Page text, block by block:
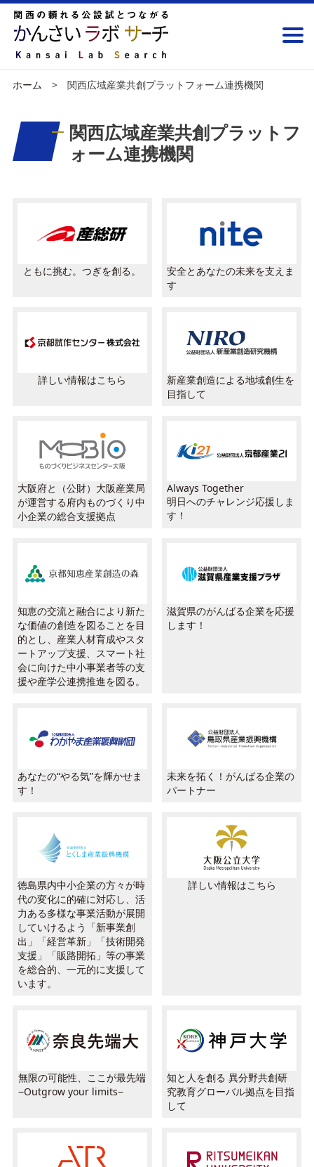
ホーム 関西広域産業共創プラットフォーム連携機関
関西広域産業共創プラットフ
ォーム連携機関
ともに挑む。つぎを創る。
安全とあなたの未来を支えま
す
詳しい情報はこちら
新産業創造による地域創生を
目指して
大阪府と（公財）大阪産業局
が運営する府内ものづくり中
小企業の総合支援拠点
Always Together
明日へのチャレンジ応援しま
す！
知恵の交流と融合により新た
な価値の創造を図ることを目
的とし、産業人材育成やスタ
ートアップ支援、スマート社
会に向けた中小事業者等の支
援や産学公連携推進を図る。
滋賀県のがんばる企業を応援
します！
あなたの“やる気”を輝かせま
す！
未来を拓く！がんばる企業の
パートナー
徳島県内中小企業の方々が時
代の変化に的確に対応し、活
力ある多様な事業活動が展開
していけるよう「新事業創
出」「経営革新」「技術開発
支援」「販路開拓」等の事業
を総合的、一元的に支援して
います。
詳しい情報はこちら
無限の可能性、ここが最先端
−Outgrow your limits−
知と人を創る 異分野共創研
究教育グローバル拠点を目指
して